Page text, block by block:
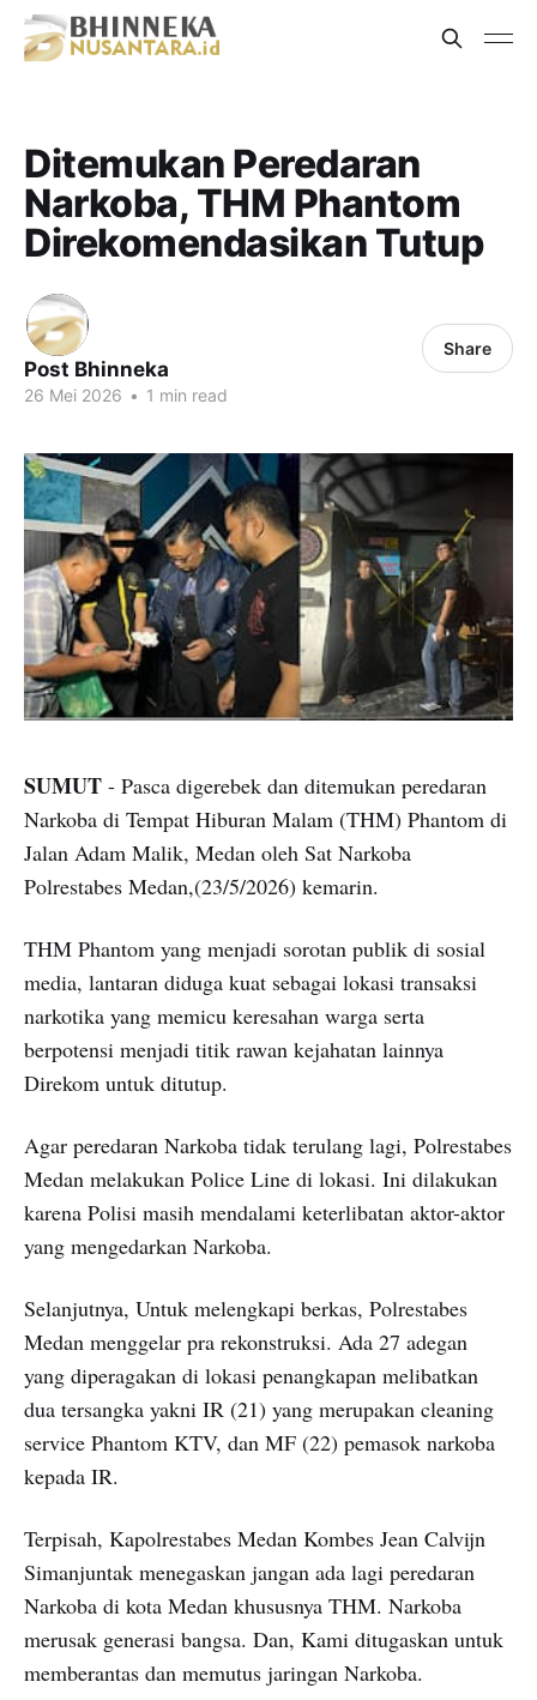
Ditemukan Peredaran
Narkoba, THM Phantom
Direkomendasikan Tutup
Post Bhinneka
26 Mei 2026 • 1 min read
Share
SUMUT - Pasca digerebek dan ditemukan peredaran
Narkoba di Tempat Hiburan Malam (THM) Phantom di
Jalan Adam Malik, Medan oleh Sat Narkoba
Polrestabes Medan,(23/5/2026) kemarin.
THM Phantom yang menjadi sorotan publik di sosial
media, lantaran diduga kuat sebagai lokasi transaksi
narkotika yang memicu keresahan warga serta
berpotensi menjadi titik rawan kejahatan lainnya
Direkom untuk ditutup.
Agar peredaran Narkoba tidak terulang lagi, Polrestabes
Medan melakukan Police Line di lokasi. Ini dilakukan
karena Polisi masih mendalami keterlibatan aktor-aktor
yang mengedarkan Narkoba.
Selanjutnya, Untuk melengkapi berkas, Polrestabes
Medan menggelar pra rekonstruksi. Ada 27 adegan
yang diperagakan di lokasi penangkapan melibatkan
dua tersangka yakni IR (21) yang merupakan cleaning
service Phantom KTV, dan MF (22) pemasok narkoba
kepada IR.
Terpisah, Kapolrestabes Medan Kombes Jean Calvijn
Simanjuntak menegaskan jangan ada lagi peredaran
Narkoba di kota Medan khususnya THM. Narkoba
merusak generasi bangsa. Dan, Kami ditugaskan untuk
memberantas dan memutus jaringan Narkoba.